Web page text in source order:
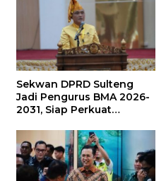
Sekwan DPRD Sulteng
Jadi Pengurus BMA 2026-
2031, Siap Perkuat